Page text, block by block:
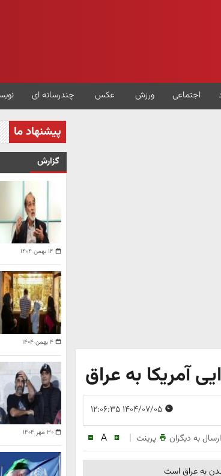
اجتماعی ورزش عکس چندرسانه ای
آمریکا به عراق
ارسال به دیگران پرینت |
A
به عراق است
پیشنهاد ما
گزارش
۱۴ بهمن ۱۴۰۴
۴ بهمن ۱۴۰۴
۳۰ مهر ۱۴۰۴